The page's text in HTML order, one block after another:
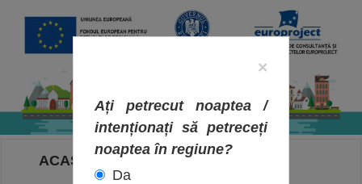
ACASA
×
Ați petrecut noaptea /
intenționați să petreceți
noaptea în regiune?
Da